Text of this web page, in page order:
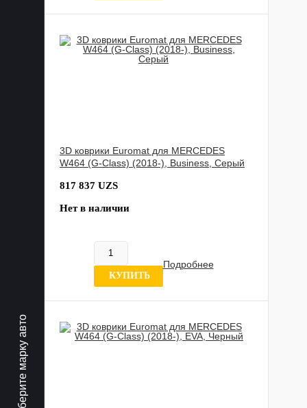
Выберите марку авто
3D коврики Euromat для MERCEDES
W464 (G-Class) (2018-), Business, Серый
817 837 UZS
Нет в наличии
КУПИТЬ
Подробнее